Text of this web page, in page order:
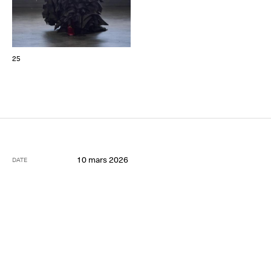
25
DATE 10 mars 2026